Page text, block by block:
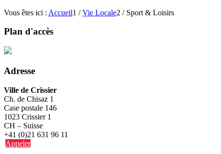
Vous êtes ici : Accueil1 / Vie Locale2 / Sport & Loisirs
Plan d'accès
Adresse
Ville de Crissier
Ch. de Chisaz 1
Case postale 146
1023 Crissier 1
CH – Suisse
+41 (0)21 631 96 11
Appeler